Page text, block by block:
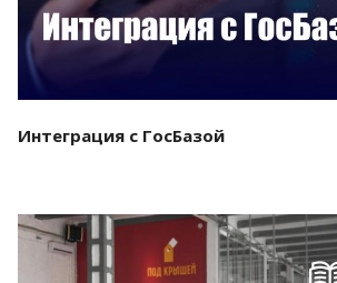
Интеграция с ГосБазой